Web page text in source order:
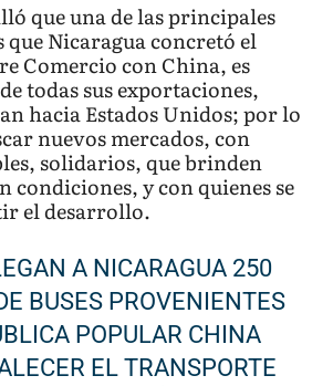
que una de las principales
que Nicaragua concretó el
Comercio con China, es
todas sus exportaciones,
hacia Estados Unidos; por lo
nuevos mercados, con
solidarios, que brinden
condiciones, y con quienes se
el desarrollo.
A NICARAGUA 250
BUSES PROVENIENTES
POPULAR CHINA
EL TRANSPORTE